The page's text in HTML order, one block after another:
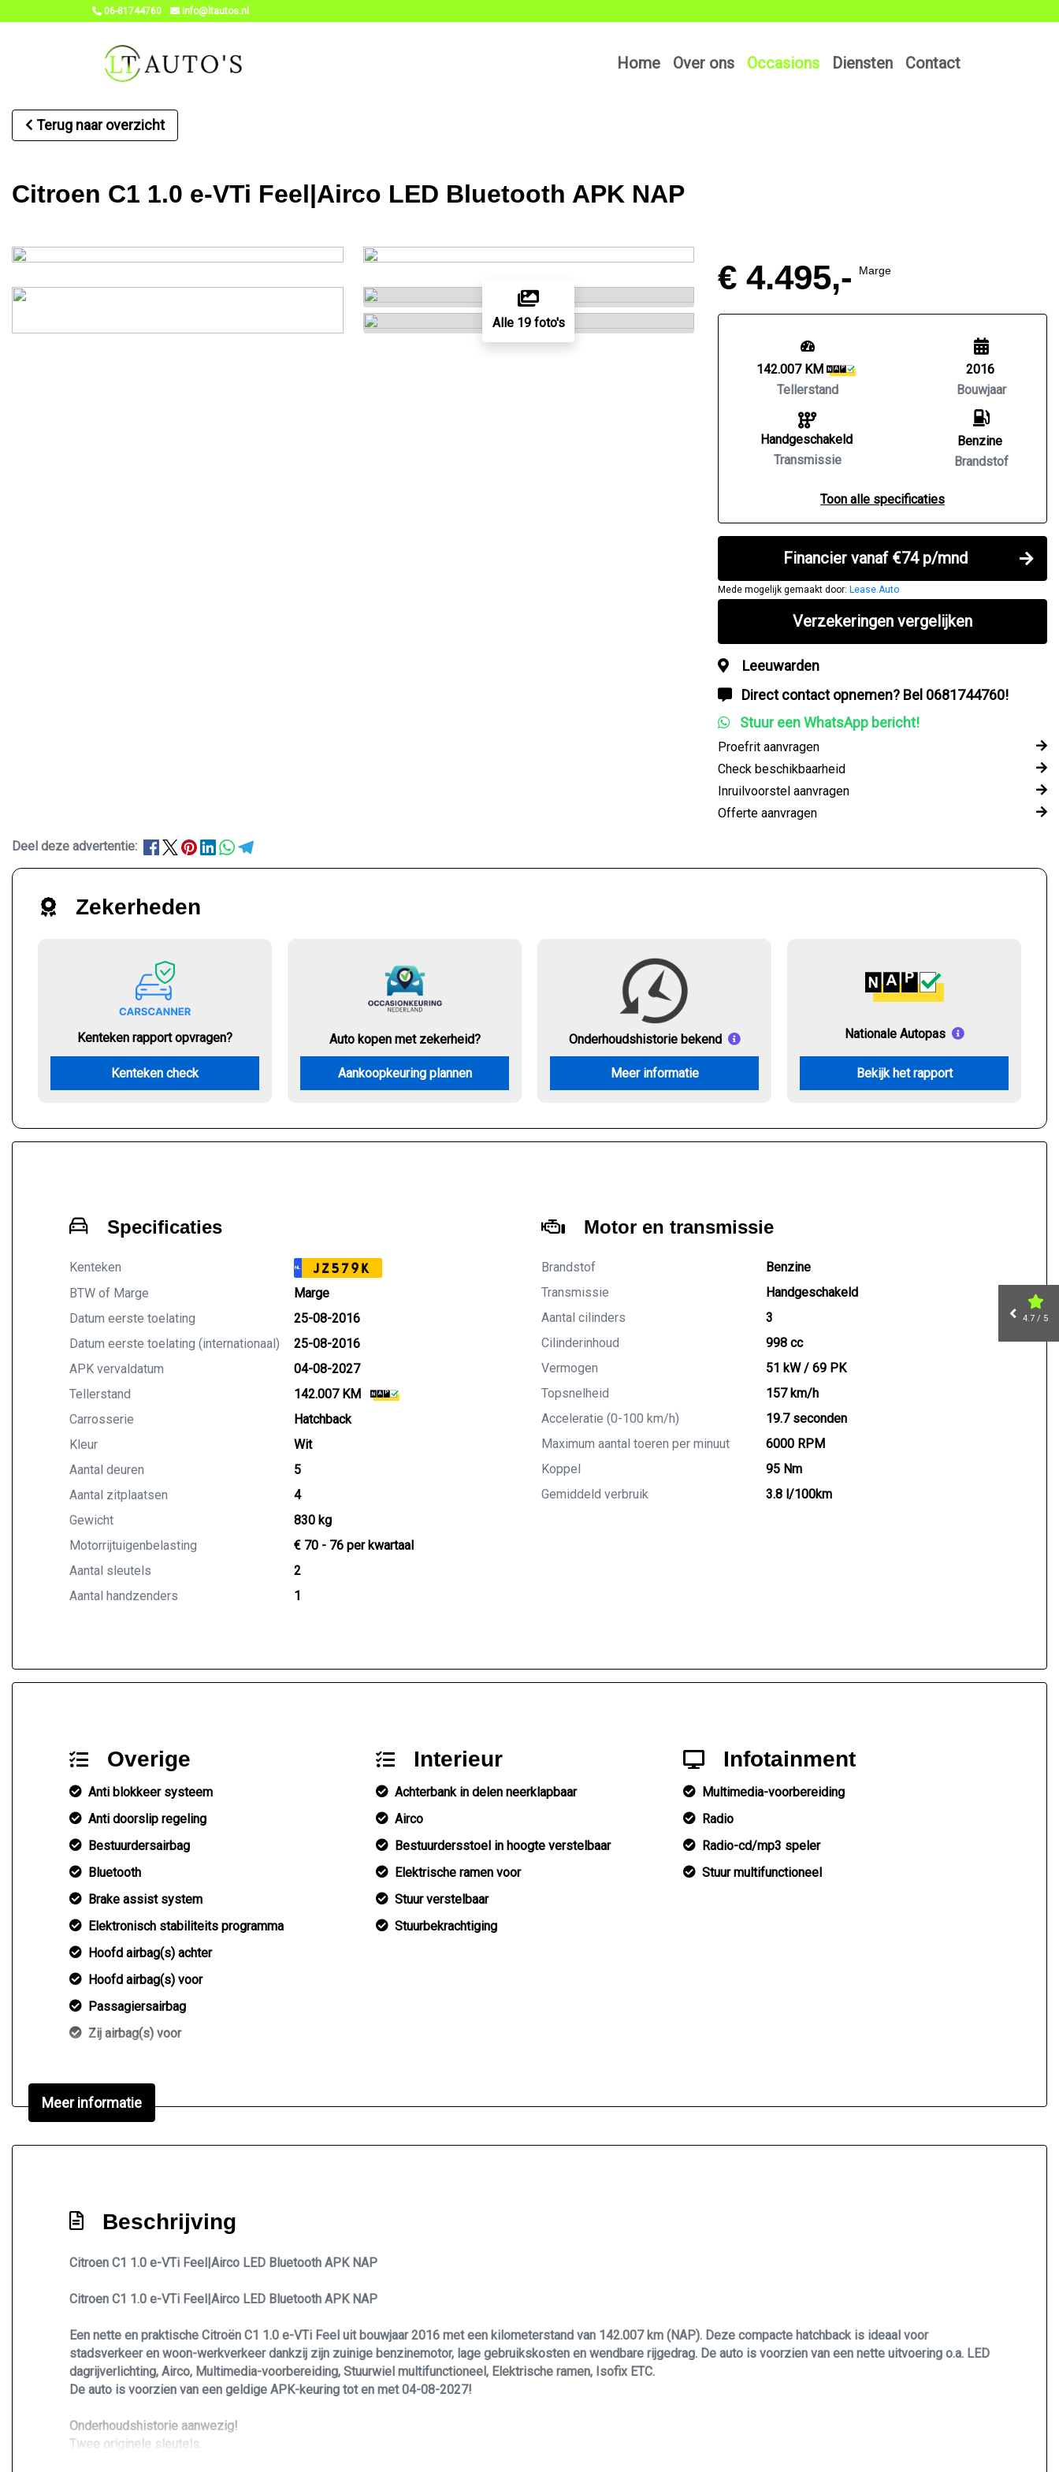
06-81744760 info@ltautos.nl
Home Over ons Occasions Diensten Contact
Terug naar overzicht
Citroen C1 1.0 e-VTi Feel|Airco LED Bluetooth APK NAP
Alle 19 foto's
€ 4.495,- Marge
142.007 KM
Tellerstand
Handgeschakeld
Transmissie
2016
Bouwjaar
Benzine
Brandstof
Toon alle specificaties
Financier vanaf €74 p/mnd
Mede mogelijk gemaakt door: Lease.Auto
Verzekeringen vergelijken
Leeuwarden
Direct contact opnemen? Bel 0681744760!
Stuur een WhatsApp bericht!
Proefrit aanvragen
Check beschikbaarheid
Inruilvoorstel aanvragen
Offerte aanvragen
Deel deze advertentie:
Zekerheden
Kenteken rapport opvragen?
Kenteken check
Auto kopen met zekerheid?
Aankoopkeuring plannen
Onderhoudshistorie bekend
Meer informatie
Nationale Autopas
Bekijk het rapport
Specificaties
Kenteken NL JZ579K
BTW of Marge
Marge
Datum eerste toelating
25-08-2016
Datum eerste toelating (internationaal)
25-08-2016
APK vervaldatum
04-08-2027
Tellerstand
142.007 KM
Carrosserie
Hatchback
Kleur
Wit
Aantal deuren
5
Aantal zitplaatsen
4
Gewicht
830 kg
Motorrijtuigenbelasting
€ 70 - 76 per kwartaal
Aantal sleutels
2
Aantal handzenders
1
Motor en transmissie
Brandstof
Benzine
Transmissie
Handgeschakeld
Aantal cilinders
3
Cilinderinhoud
998 cc
Vermogen
51 kW / 69 PK
Topsnelheid
157 km/h
Acceleratie (0-100 km/h)
19.7 seconden
Maximum aantal toeren per minuut
6000 RPM
Koppel
95 Nm
Gemiddeld verbruik
3.8 l/100km
Overige
Anti blokkeer systeem
Anti doorslip regeling
Bestuurdersairbag
Bluetooth
Brake assist system
Elektronisch stabiliteits programma
Hoofd airbag(s) achter
Hoofd airbag(s) voor
Passagiersairbag
Zij airbag(s) voor
Interieur
Achterbank in delen neerklapbaar
Airco
Bestuurdersstoel in hoogte verstelbaar
Elektrische ramen voor
Stuur verstelbaar
Stuurbekrachtiging
Infotainment
Multimedia-voorbereiding
Radio
Radio-cd/mp3 speler
Stuur multifunctioneel
Meer informatie
Beschrijving
Citroen C1 1.0 e-VTi Feel|Airco LED Bluetooth APK NAP
Citroen C1 1.0 e-VTi Feel|Airco LED Bluetooth APK NAP
Een nette en praktische Citroën C1 1.0 e-VTi Feel uit bouwjaar 2016 met een kilometerstand van 142.007 km (NAP). Deze compacte hatchback is ideaal voor
stadsverkeer en woon-werkverkeer dankzij zijn zuinige benzinemotor, lage gebruikskosten en wendbare rijgedrag. De auto is voorzien van een nette uitvoering o.a. LED
dagrijverlichting, Airco, Multimedia-voorbereiding, Stuurwiel multifunctioneel, Elektrische ramen, Isofix ETC.
De auto is voorzien van een geldige APK-keuring tot en met 04-08-2027!
Onderhoudshistorie aanwezig!
Twee originele sleutels.
4.7 / 5